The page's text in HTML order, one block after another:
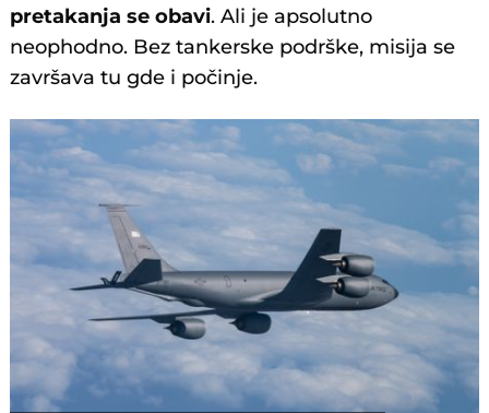
pretakanja se obavi. Ali je apsolutno
neophodno. Bez tankerske podrške, misija se
završava tu gde i počinje.